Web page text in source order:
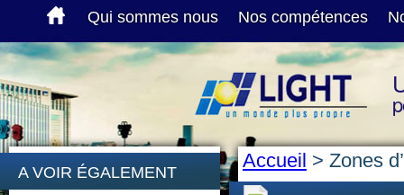
Qui sommes nous Nos compétences
Accueil > Zones
A VOIR ÉGALEMENT